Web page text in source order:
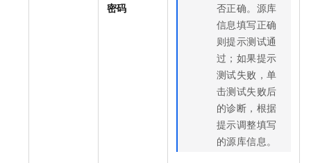
密码
否正确。源库
信息填写正确
则提示测试通
过；如果提示
测试失败，单
击测试失败后
的诊断，根据
提示调整填写
的源库信息。